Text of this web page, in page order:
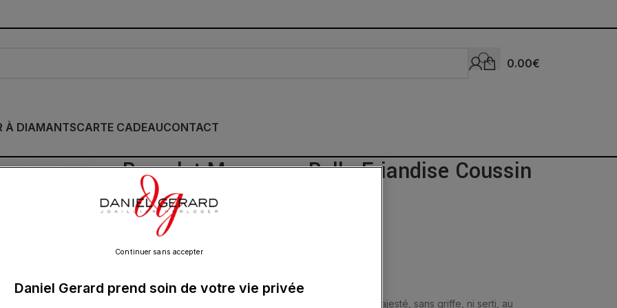
0.00€
À DIAMANTSCARTE CADEAUCONTACT
Bracelet Morganne Bello Friandise Coussin
Labradorite Or Blanc
590.00
Cette collection emblématique met les pierres fines en majesté, sans griffe, ni serti, au
Daniel Gerard prend soin de votre vie privée
Continuer sans accepter